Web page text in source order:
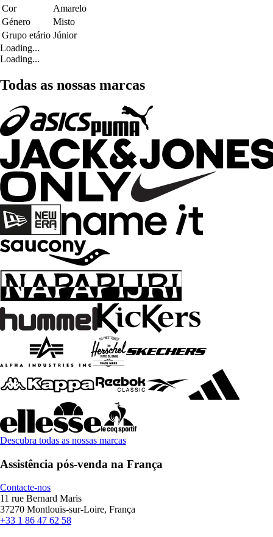
Cor
Amarelo
Género
Misto
Grupo etário Júnior
Loading...
Loading...
Todas as nossas marcas
Descubra todas as nossas marcas
Assistência pós-venda na França
Contacte-nos
11 rue Bernard Maris
37270 Montlouis-sur-Loire, França
+33 1 86 47 62 58